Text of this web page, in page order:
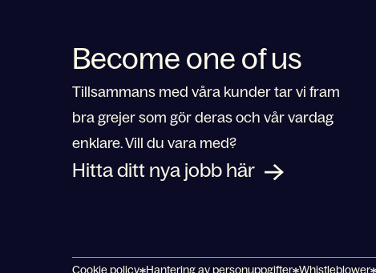
Become one of us
Tillsammans med våra kunder tar vi fram
bra grejer som gör deras och vår vardag
enklare. Vill du vara med?
Hitta ditt nya jobb här
Cookie policy Hantering av personuppgifter Whistleblower